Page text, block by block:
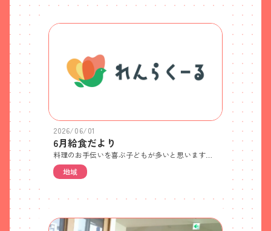
2026/06/01
6月給食だより
料理のお手伝いを喜ぶ子どもが多いと思いますが、時間がかかったり、片づけが大変になったり大人は大変に思うことが多いのではないでしょうか。野菜をちぎる、ラップでおにぎりを作る、ドレッシングをかける等、それだけでも立派なお手伝いです。手伝って作ったものは、不思議と普段よりよく食べる姿も子どもらしいですね。
地域